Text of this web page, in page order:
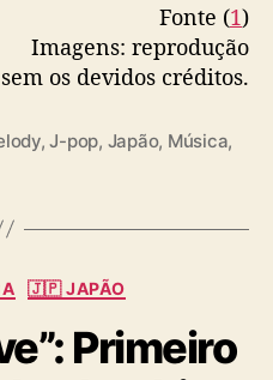
Fonte (1)
Imagens: reprodução
os devidos créditos.
,J-pop, Japão, Música,
C
t
e
🇯🇵 JAPÃO
Primeiro